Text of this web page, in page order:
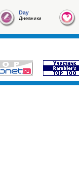
Day
Дневники